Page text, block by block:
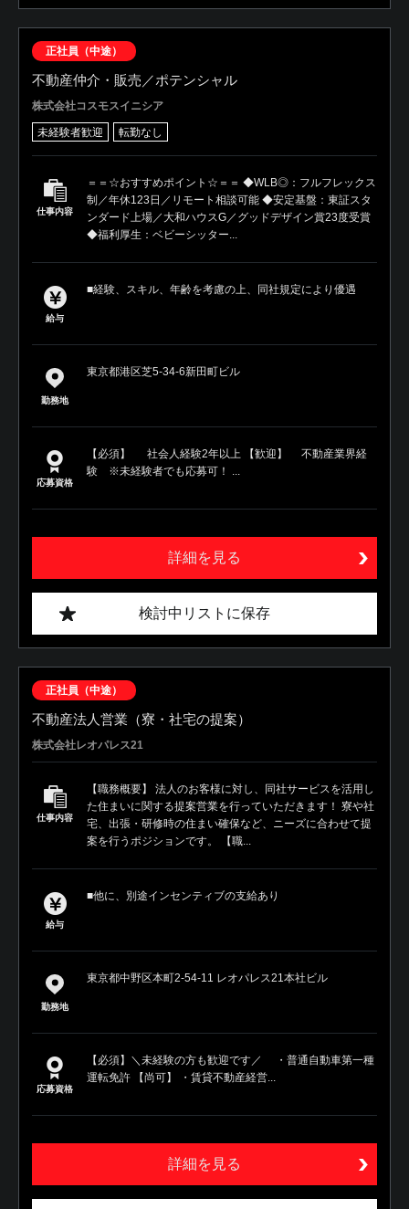
正社員（中途）
不動産仲介・販売／ポテンシャル
株式会社コスモスイニシア
未経験者歓迎 転勤なし
仕事内容
＝＝☆おすすめポイント☆＝＝ ◆WLB◎：フルフレックス
制／年休123日／リモート相談可能 ◆安定基盤：東証スタ
ンダード上場／大和ハウスG／グッドデザイン賞23度受賞
◆福利厚生：ベビーシッター...
給与
■経験、スキル、年齢を考慮の上、同社規定により優遇
勤務地
東京都港区芝5-34-6新田町ビル
応募資格
【必須】 社会人経験2年以上 【歓迎】 不動産業界経
験 ※未経験者でも応募可！ ...
詳細を見る
検討中リストに保存
正社員（中途）
不動産法人営業（寮・社宅の提案）
株式会社レオパレス21
仕事内容
【職務概要】 法人のお客様に対し、同社サービスを活用し
た住まいに関する提案営業を行っていただきます！ 寮や社
宅、出張・研修時の住まい確保など、ニーズに合わせて提
案を行うポジションです。 【職...
給与
■他に、別途インセンティブの支給あり
勤務地
東京都中野区本町2-54-11 レオパレス21本社ビル
応募資格
【必須】＼未経験の方も歓迎です／ ・普通自動車第一種
運転免許 【尚可】 ・賃貸不動産経営...
詳細を見る